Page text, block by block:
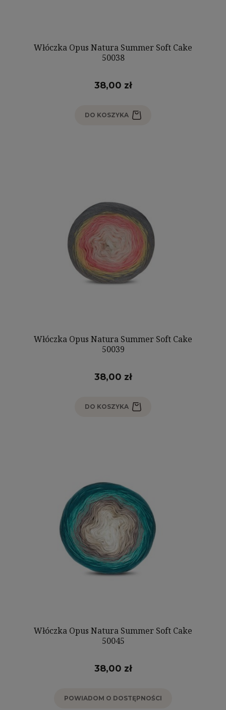
Włóczka Opus Natura Summer Soft Cake
50038
38,00 zł
DO KOSZYKA
Włóczka Opus Natura Summer Soft Cake
50039
38,00 zł
DO KOSZYKA
Włóczka Opus Natura Summer Soft Cake
50045
38,00 zł
POWIADOM O DOSTĘPNOŚCI